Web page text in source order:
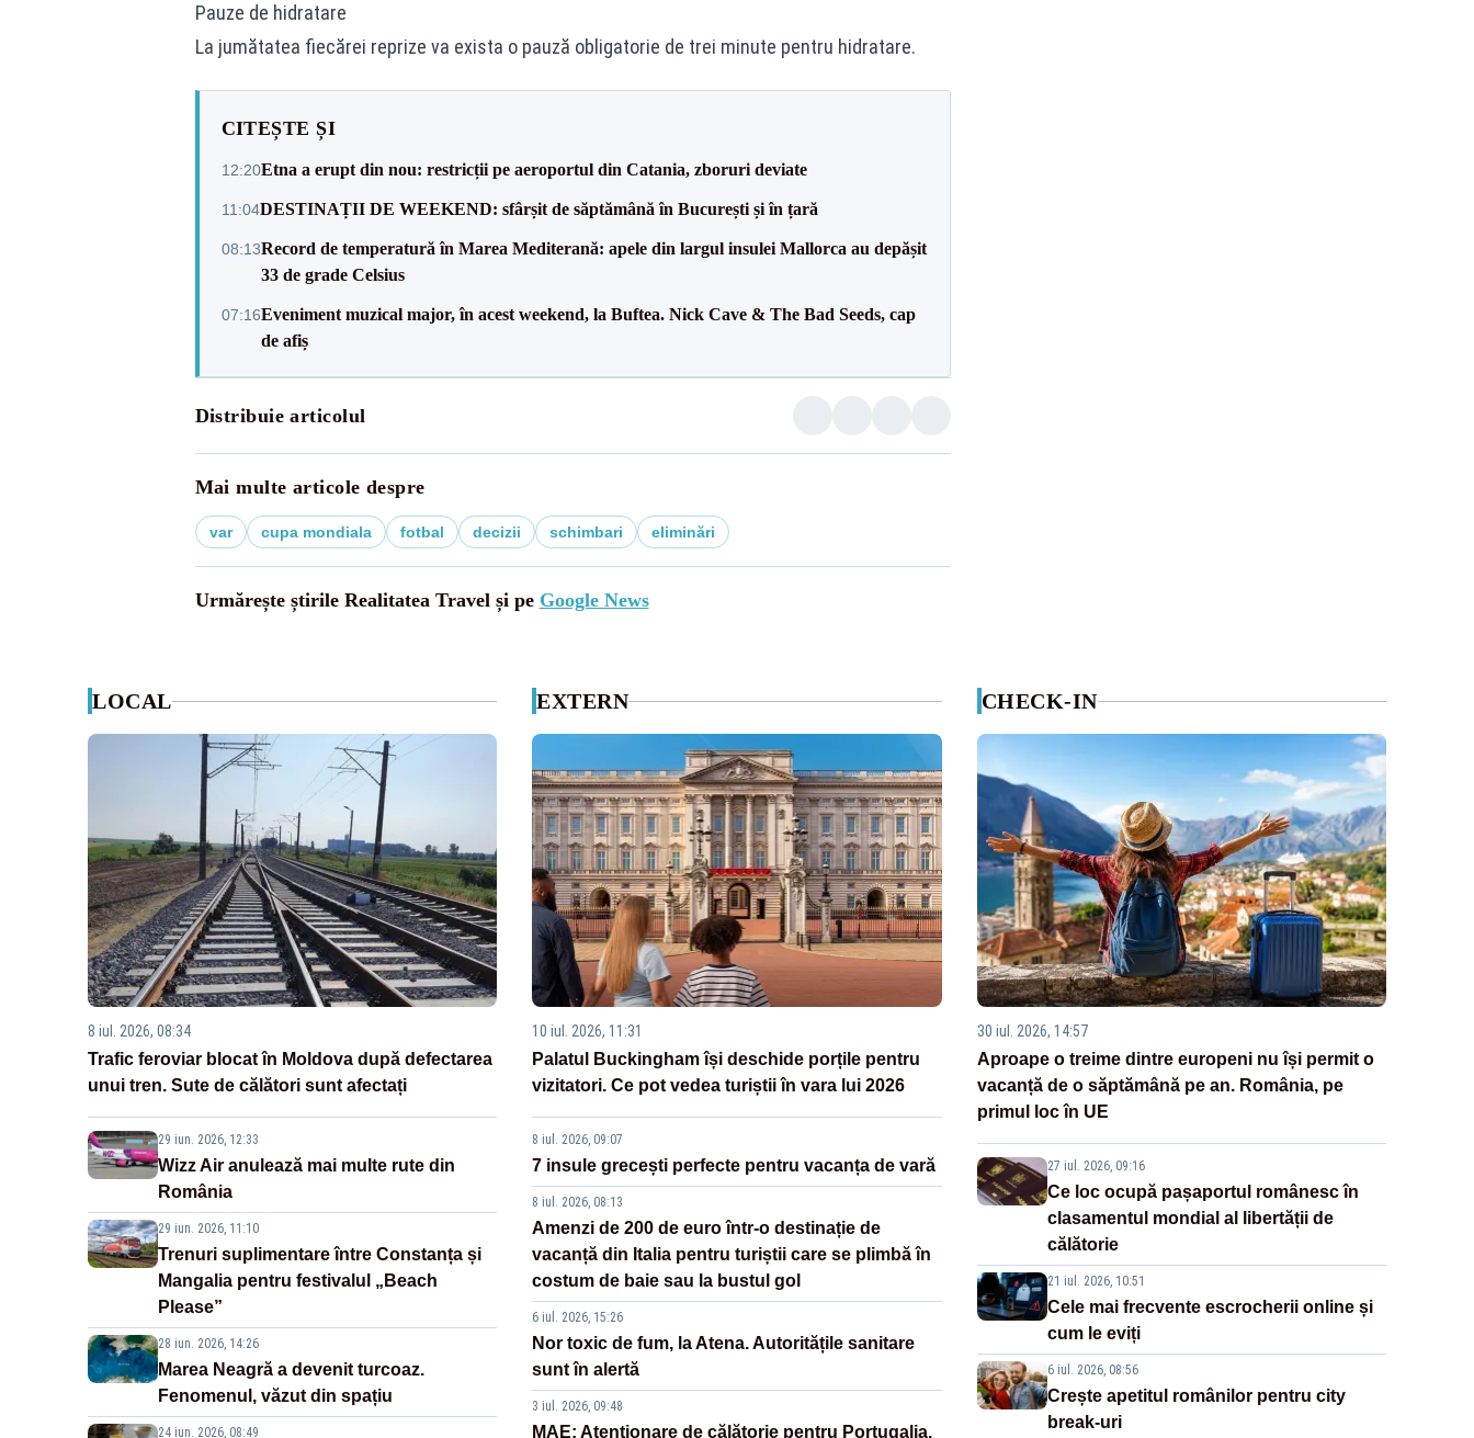
Pauze de hidratare
La jumătatea fiecărei reprize va exista o pauză obligatorie de trei minute pentru hidratare.
CITEȘTE ȘI
12:20Etna a erupt din nou: restricții pe aeroportul din Catania, zboruri deviate
11:04DESTINAȚII DE WEEKEND: sfârșit de săptămână în București și în țară
08:13Record de temperatură în Marea Mediterană: apele din largul insulei Mallorca au depășit
33 de grade Celsius
07:16Eveniment muzical major, în acest weekend, la Buftea. Nick Cave & The Bad Seeds, cap
de afiș
Distribuie articolul
Mai multe articole despre
var cupa mondiala fotbal decizii schimbari eliminări
Urmărește știrile Realitatea Travel și pe Google News
LOCAL
8 iul. 2026, 08:34
Trafic feroviar blocat în Moldova după defectarea
unui tren. Sute de călători sunt afectați
29 iun. 2026, 12:33
Wizz Air anulează mai multe rute din
România
29 iun. 2026, 11:10
Trenuri suplimentare între Constanța și
Mangalia pentru festivalul „Beach
Please”
28 iun. 2026, 14:26
Marea Neagră a devenit turcoaz.
Fenomenul, văzut din spațiu
24 iun. 2026, 08:49
EXTERN
10 iul. 2026, 11:31
Palatul Buckingham își deschide porțile pentru
vizitatori. Ce pot vedea turiștii în vara lui 2026
8 iul. 2026, 09:07
7 insule grecești perfecte pentru vacanța de vară
8 iul. 2026, 08:13
Amenzi de 200 de euro într-o destinație de
vacanță din Italia pentru turiștii care se plimbă în
costum de baie sau la bustul gol
6 iul. 2026, 15:26
Nor toxic de fum, la Atena. Autoritățile sanitare
sunt în alertă
3 iul. 2026, 09:48
MAE: Atenționare de călătorie pentru Portugalia.
CHECK-IN
30 iul. 2026, 14:57
Aproape o treime dintre europeni nu își permit o
vacanță de o săptămână pe an. România, pe
primul loc în UE
27 iul. 2026, 09:16
Ce loc ocupă pașaportul românesc în
clasamentul mondial al libertății de
călătorie
21 iul. 2026, 10:51
Cele mai frecvente escrocherii online și
cum le eviți
6 iul. 2026, 08:56
Crește apetitul românilor pentru city
break-uri